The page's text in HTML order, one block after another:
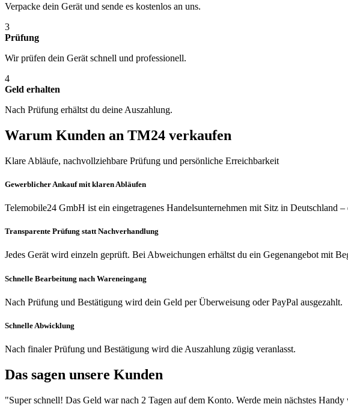
Verpacke dein Gerät und sende es kostenlos an uns.
3
Prüfung
Wir prüfen dein Gerät schnell und professionell.
4
Geld erhalten
Nach Prüfung erhältst du deine Auszahlung.
Warum Kunden an TM24 verkaufen
Klare Abläufe, nachvollziehbare Prüfung und persönliche Erreichbarkeit
Gewerblicher Ankauf mit klaren Abläufen
Telemobile24 GmbH ist ein eingetragenes Handelsunternehmen mit Sitz in Deutschland
Transparente Prüfung statt Nachverhandlung
Jedes Gerät wird einzeln geprüft. Bei Abweichungen erhältst du ein Gegenangebot mit
Schnelle Bearbeitung nach Wareneingang
Nach Prüfung und Bestätigung wird dein Geld per Überweisung oder PayPal ausgezahlt.
Schnelle Abwicklung
Nach finaler Prüfung und Bestätigung wird die Auszahlung zügig veranlasst.
Das sagen unsere Kunden
"Super schnell! Das Geld war nach 2 Tagen auf dem Konto. Werde mein nächstes